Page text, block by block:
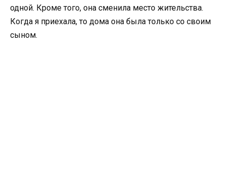
одной. Кроме того, она сменила место жительства.
Когда я приехала, то дома она была только со своим
сыном.